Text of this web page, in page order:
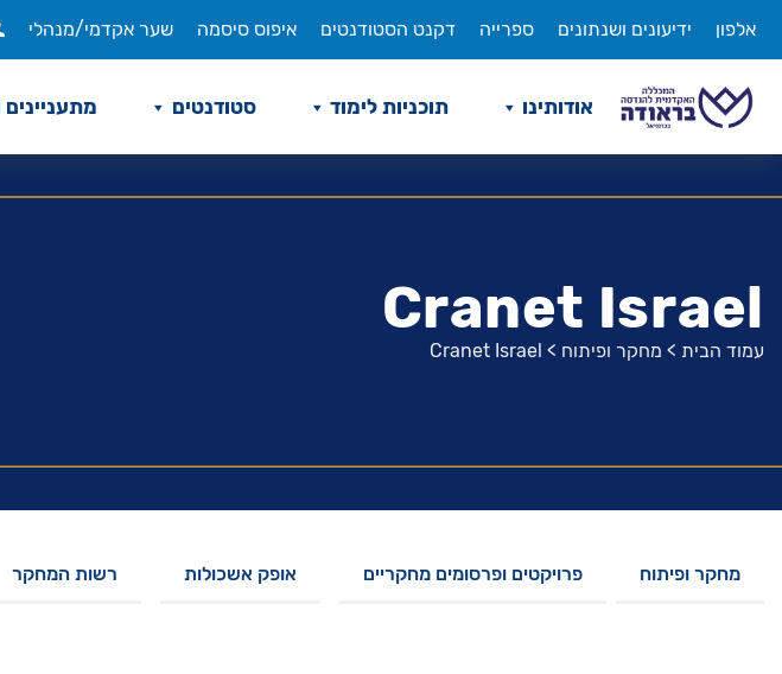
לתוכן
אלפון ידיעונים ושנתונים ספרייה דקנט הסטודנטים איפוס סיסמה שער אקדמי/מנהלי
אודותינו תוכניות לימוד סטודנטים
Cranet Israel
עמוד הבית > מחקר ופיתוח >
Cranet Israel
מחקר ופיתוח פרויקטים ופרסומים מחקריים אופק אשכולות רשות המחקר